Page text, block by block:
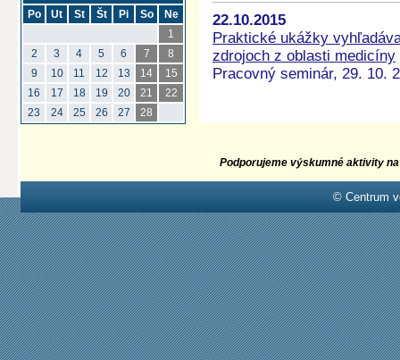
Po Ut St Št Pi So
Ne
1
2
3 4 5 6 7
8
9
10 11 12 13 14
15
16
17 18 19 20 21
22
23
24 25 26 27 28
22.10.2015
Praktické ukážky
zdrojoch z oblasti medicíny
Pracovný seminár, 29. 10.
Podporujeme výskumné aktivity
© Centrum